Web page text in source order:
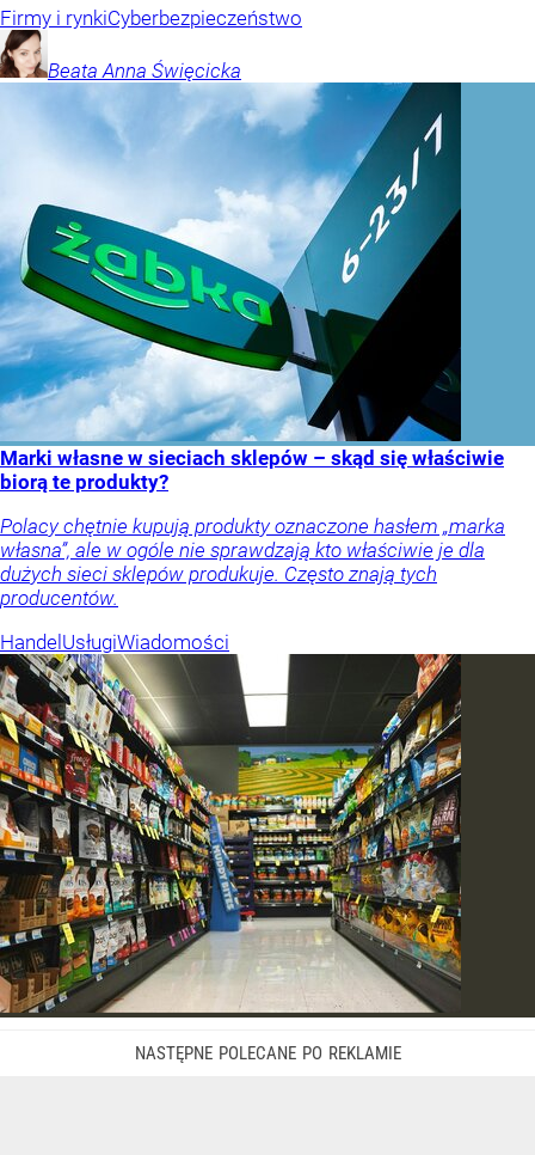
Firmy i rynkiCyberbezpieczeństwo
Beata Anna Święcicka
Marki własne w sieciach sklepów – skąd się właściwie
biorą te produkty?
Polacy chętnie kupują produkty oznaczone hasłem „marka
własna”, ale w ogóle nie sprawdzają kto właściwie je dla
dużych sieci sklepów produkuje. Często znają tych
producentów.
Handel UsługiWiadomości